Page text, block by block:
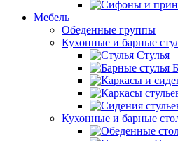
Мебель
Обеденные группы
Кухонные и барные
Стулья
Кухонные и барные